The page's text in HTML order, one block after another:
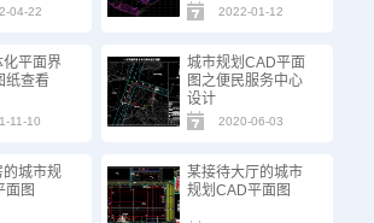
04-22 2022-01-12
化平面界
纸查看
11-10
城市规划CAD平面
图之便民服务中心
设计
2020-06-03
的城市规
面图
某接待大厅的城市
规划CAD平面图